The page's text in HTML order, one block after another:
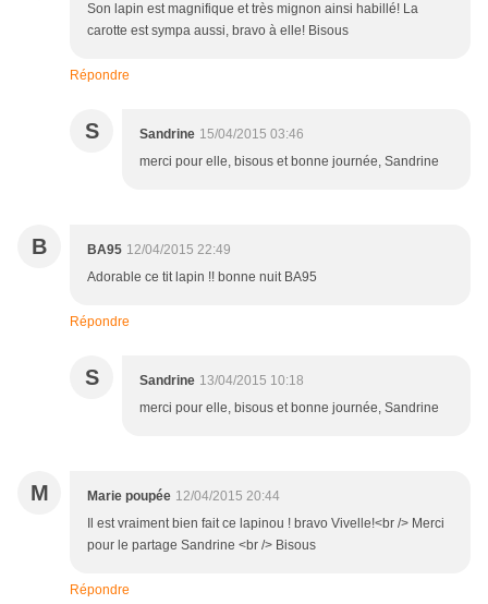
Son lapin est magnifique et très mignon ainsi habillé! La
carotte est sympa aussi, bravo à elle! Bisous
Répondre
S Sandrine 15/04/2015 03:46
merci pour elle, bisous et bonne journée, Sandrine
B BA95 12/04/2015 22:49
Adorable ce tit lapin !! bonne nuit BA95
Répondre
S Sandrine 13/04/2015 10:18
merci pour elle, bisous et bonne journée, Sandrine
M Marie poupée 12/04/2015 20:44
Il est vraiment bien fait ce lapinou ! bravo Vivelle!<br /> Merci
pour le partage Sandrine <br /> Bisous
Répondre